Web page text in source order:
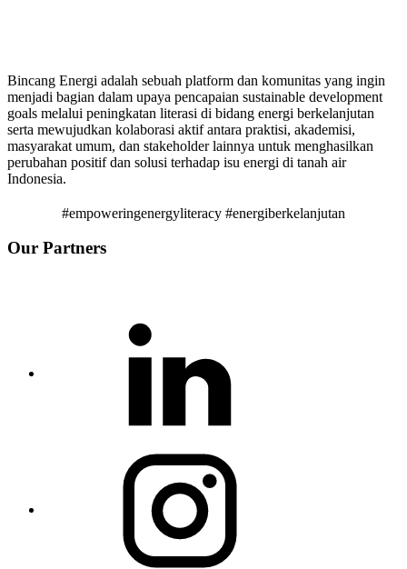
Bincang Energi adalah sebuah platform dan komunitas yang ingin
menjadi bagian dalam upaya pencapaian sustainable development
goals melalui peningkatan literasi di bidang energi berkelanjutan
serta mewujudkan kolaborasi aktif antara praktisi, akademisi,
masyarakat umum, dan stakeholder lainnya untuk menghasilkan
perubahan positif dan solusi terhadap isu energi di tanah air
Indonesia.
#empoweringenergyliteracy #energiberkelanjutan
Our Partners